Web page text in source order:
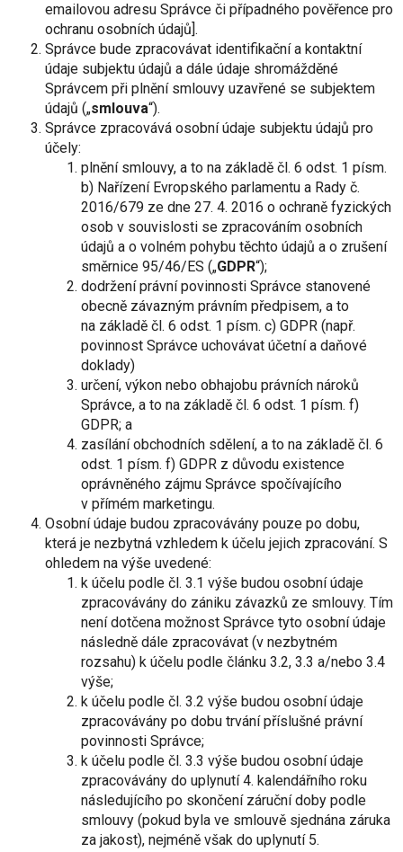
emailovou adresu Správce či případného pověřence pro
ochranu osobních údajů].
Správce bude zpracovávat identifikační a kontaktní
údaje subjektu údajů a dále údaje shromážděné
Správcem při plnění smlouvy uzavřené se subjektem
údajů („smlouva“).
Správce zpracovává osobní údaje subjektu údajů pro
účely:
plnění smlouvy, a to na základě čl. 6 odst. 1 písm.
b) Nařízení Evropského parlamentu a Rady č.
2016/679 ze dne 27. 4. 2016 o ochraně fyzických
osob v souvislosti se zpracováním osobních
údajů a o volném pohybu těchto údajů a o zrušení
směrnice 95/46/ES („GDPR“);
dodržení právní povinnosti Správce stanovené
obecně závazným právním předpisem, a to
na základě čl. 6 odst. 1 písm. c) GDPR (např.
povinnost Správce uchovávat účetní a daňové
doklady)
určení, výkon nebo obhajobu právních nároků
Správce, a to na základě čl. 6 odst. 1 písm. f)
GDPR; a
zasílání obchodních sdělení, a to na základě čl. 6
odst. 1 písm. f) GDPR z důvodu existence
oprávněného zájmu Správce spočívajícího
v přímém marketingu.
Osobní údaje budou zpracovávány pouze po dobu,
která je nezbytná vzhledem k účelu jejich zpracování. S
ohledem na výše uvedené:
k účelu podle čl. 3.1 výše budou osobní údaje
zpracovávány do zániku závazků ze smlouvy. Tím
není dotčena možnost Správce tyto osobní údaje
následně dále zpracovávat (v nezbytném
rozsahu) k účelu podle článku 3.2, 3.3 a/nebo 3.4
výše;
k účelu podle čl. 3.2 výše budou osobní údaje
zpracovávány po dobu trvání příslušné právní
povinnosti Správce;
k účelu podle čl. 3.3 výše budou osobní údaje
zpracovávány do uplynutí 4. kalendářního roku
následujícího po skončení záruční doby podle
smlouvy (pokud byla ve smlouvě sjednána záruka
za jakost), nejméně však do uplynutí 5.